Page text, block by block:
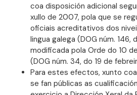
coa disposición adicional
xullo de 2007, pola que se
oficiais acreditativos dos
lingua galega (DOG núm. 146,
modificada pola Orde do 10
(DOG núm. 34, do 19 de
Para estes efectos, xunto
se fan públicas as